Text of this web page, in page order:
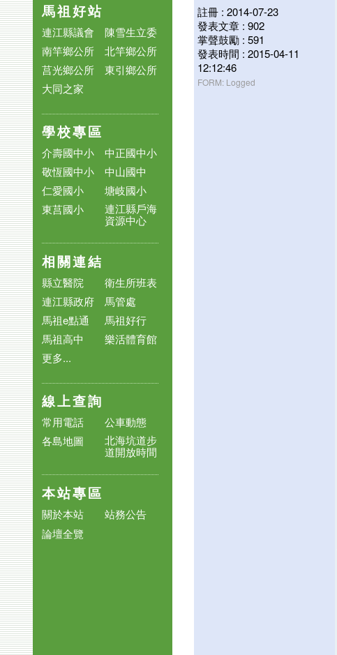
馬祖好站
連江縣議會
陳雪生立委
南竿鄉公所
北竿鄉公所
莒光鄉公所
東引鄉公所
大同之家
學校專區
介壽國中小
中正國中小
敬恆國中小
中山國中
仁愛國小
塘岐國小
東莒國小
連江縣戶海
資源中心
相關連結
縣立醫院
衛生所班表
連江縣政府
馬管處
馬祖e點通
馬祖好行
馬祖高中
樂活體育館
更多...
線上查詢
常用電話
公車動態
各島地圖
北海坑道步
道開放時間
本站專區
關於本站
站務公告
論壇全覽
註冊 : 2014-07-23
發表文章 : 902
掌聲鼓勵 : 591
發表時間 : 2015-04-11
12:12:46
FORM: Logged